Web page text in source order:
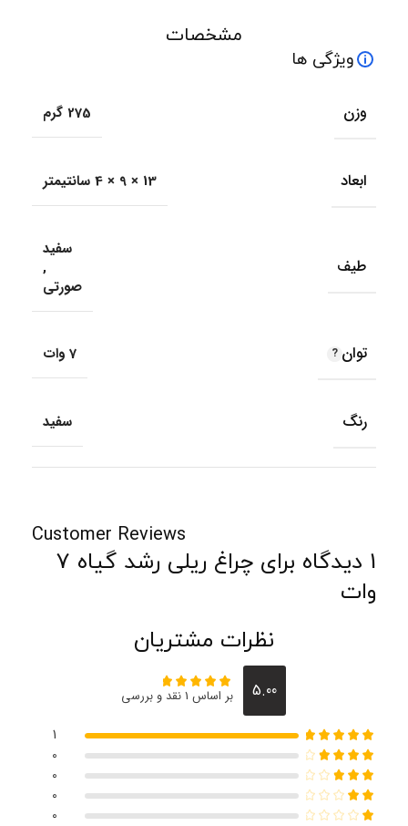
مشخصات
ویژگی ها
وزن 275 گرم
ابعاد 13 × 9 × 4 سانتیمتر
طیف
سفید
,
صورتی
توان 7 وات
رنگ سفید
Customer Reviews
1 دیدگاه برای
چراغ ریلی رشد گیاه 7
وات
نظرات مشتریان
5.00 بر اساس 1 نقد و بررسی
1
0
0
0
0